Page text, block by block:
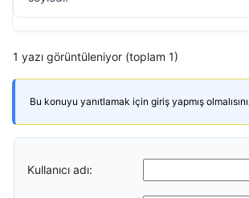
1 yazı görüntüleniyor (toplam 1)
Bu konuyu yanıtlamak için giriş yapmış
Kullanıcı adı: